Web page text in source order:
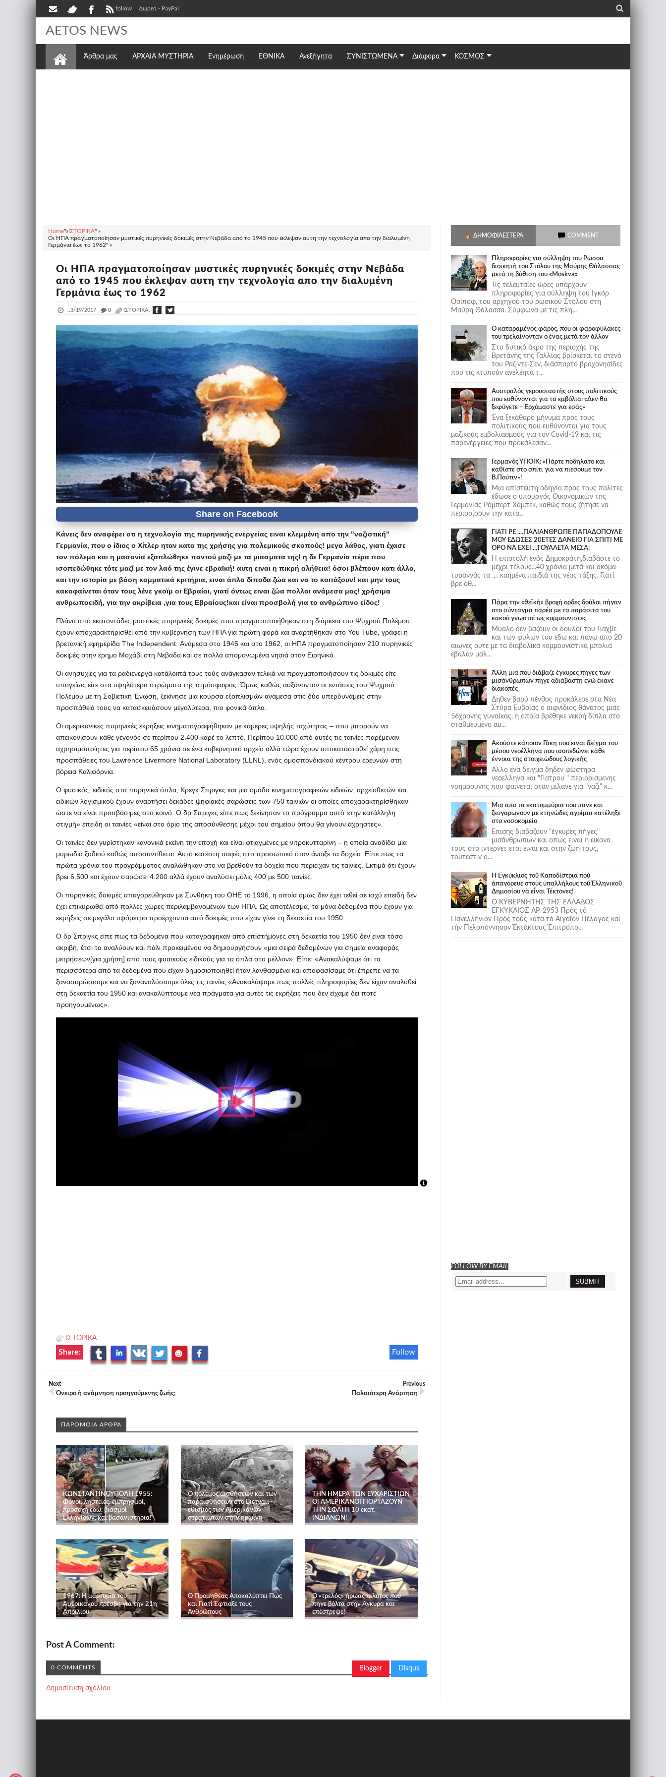
follow Δωρεά - PayPal _
AETOS NEWS
Άρθρα μας ΑΡΧΑΙΑ ΜΥΣΤΗΡΙΑ Ενημέρωση ΕΘΝΙΚΆ Ανεξήγητα ΣΥΝΙΣΤΩΜΕΝΑ Διάφορα ΚΟΣΜΟΣ
Home"»ΙΣΤΟΡΙΚΑ" »
Οι ΗΠΑ πραγματοποίησαν μυστικές πυρηνικές δοκιμές στην Νεβάδα από το 1945 που έκλεψαν αυτη την τεχνολογία απο την διαλυμένη
Γερμάνια έως το 1962" »
Οι ΗΠΑ πραγματοποίησαν μυστικές πυρηνικές δοκιμές στην Νεβάδα
από το 1945 που έκλεψαν αυτη την τεχνολογία απο την διαλυμένη
Γερμάνια έως το 1962
..3/19/2017 _ 0 ΙΣΤΟΡΙΚΑ,
Κάνεις δεν αναφέρει οτι η τεχνολογία της πυρηνικής ενεργείας ειναι κλεμμένη απο την "ναζιστική"
Γερμανία, που ο ίδιος ο Χίτλερ ηταν κατα της χρήσης για πολεμικούς σκοπούς! μεγα λάθος, γιατι έχασε
τον πόλεμο και η μασονία εξαπλώθηκε παντού μαζί με τα μιασματα της! η δε Γερμανία πέρα που
ισοπεδώθηκε τότε μαζί με τον λαό της έγινε εβραϊκή! αυτη ειναι η πικρή αλήθεια! όσοι βλέπουν κατι άλλο,
και την ιστορία με βάση κομματικά κριτήρια, ειναι άπλα δίποδα ζώα και να το κοιτάξουν! και μην τους
κακοφαίνεται όταν τους λένε γκοϊμ οι Εβραίοι, γιατί όντως ειναι ζώα πολλοι ανάμεσα μας! χρήσιμα
ανθρωποειδή, για την ακρίβεια ,για τους Εβραίους!και είναι προσβολή για το ανθρώπινο είδος!
Πλάνα από εκατοντάδες μυστικές πυρηνικές δοκιμές που πραγματοποιήθηκαν στη διάρκεια του Ψυχρού Πολέμου
έχουν αποχαρακτηρισθεί από την κυβέρνηση των ΗΠΑ για πρώτη φορά και αναρτήθηκαν στο You Tube, γράφει η
βρετανική εφημερίδα The Independent. Ανάμεσα στο 1945 και στο 1962, οι ΗΠΑ πραγματοποίησαν 210 πυρηνικές
δοκιμές στην έρημο Μοχάβι στη Νεβάδα και σε πολλά απομονωμένα νησιά στον Ειρηνικό.
Οι ανησυχίες για τα ραδιενεργά κατάλοιπά τους τούς ανάγκασαν τελικά να πραγματοποιήσουν τις δοκιμές είτε
υπογείως είτε στα υψηλότερα στρώματα της ατμόσφαιρας. Όμως καθώς αυξάνονταν οι εντάσεις του Ψυχρού
Πολέμου με τη Σοβιετική Ένωση, ξεκίνησε μια κούρσα εξοπλισμών ανάμεσα στις δύο υπερδυνάμεις στην
προσπάθειά τους να κατασκευάσουν μεγαλύτερα, πιο φονικά όπλα.
Οι αμερικανικές πυρηνικές εκρήξεις κινηματογραφήθηκαν με κάμερες υψηλής ταχύτητας – που μπορούν να
απεικονίσουν κάθε γεγονός σε περίπου 2.400 καρέ το λεπτό. Περίπου 10.000 από αυτές τις ταινίες παρέμεναν
αχρησιμοποίητες για περίπου 65 χρόνια σε ένα κυβερνητικό αρχείο αλλά τώρα έχουν αποκατασταθεί χάρη στις
προσπάθειες του Lawrence Livermore National Laboratory (LLNL), ενός ομοσπονδιακού κέντρου ερευνών στη
βόρεια Καλιφόρνια.
Ο φυσικός, ειδικός στα πυρηνικά όπλα, Κρεγκ Σπριγκς και μια ομάδα κινηματογραφικών ειδικών, αρχειοθετών και
ειδικών λογισμικού έχουν αναρτήσει δεκάδες ψηφιακές σαρώσεις των 750 ταινιών οι οποίες αποχαρακτηρίσθηκαν
ώστε να είναι προσβάσιμες στο κοινό. Ο δρ Σπριγκς είπε πως ξεκίνησαν το πρόγραμμα αυτό «την κατάλληλη
στιγμή» επειδή οι ταινίες «είναι στο όριο της αποσύνθεσης μέχρι του σημείου όπου θα γίνουν άχρηστες».
Οι ταινίες δεν γυρίστηκαν κανονικά εκείνη την εποχή και είναι φτιαγμένες με νιτροκυτταρίνη – η οποία αναδίδει μια
μυρωδιά ξυδιού καθώς αποσυντίθεται. Αυτό κατέστη σαφές στο προσωπικό όταν άνοιξε τα δοχεία. Είπε πως τα
πρώτα χρόνια του προγράμματος αναλώθηκαν στο να βρεθούν τα δοχεία που περιείχαν τις ταινίες. Εκτιμά ότι έχουν
βρει 6.500 και έχουν σαρώσει 4.200 αλλά έχουν αναλύσει μόλις 400 με 500 ταινίες.
Οι πυρηνικές δοκιμές απαγορεύθηκαν με Συνθήκη του ΟΗΕ το 1996, η οποία όμως δεν έχει τεθεί σε ισχύ επειδή δεν
έχει επικυρωθεί από πολλές χώρες περιλαμβανομένων των ΗΠΑ. Ως αποτέλεσμα, τα μόνα δεδομένα που έχουν για
εκρήξεις σε μεγάλο υψόμετρο προέρχονται από δοκιμές που είχαν γίνει τη δεκαετία του 1950.
Ο δρ Σπριγκς είπε πως τα δεδομένα που καταγράφηκαν από επιστήμονες στη δεκαετία του 1950 δεν είναι τόσο
ακριβή, έτσι τα αναλύουν και πάλι προκειμένου να δημιουργήσουν «μια σειρά δεδομένων για σημεία αναφοράς
μετρήσεων[για χρήση] από τους φυσικούς ειδικούς για τα όπλα στο μέλλον». Είπε: «Ανακαλύψαμε ότι τα
περισσότερα από τα δεδομένα που είχαν δημοσιοποιηθεί ήταν λανθασμένα και αποφασίσαμε ότι έπρεπε να τα
ξανασαρώσουμε και να ξαναναλύσουμε όλες τις ταινίες.«Ανακαλύψαμε πως πολλές πληροφορίες δεν είχαν αναλυθεί
στη δεκαετία του 1950 και ανακαλύπτουμε νέα πράγματα για αυτές τις εκρήξεις που δεν είχαμε δει ποτέ
προηγουμένως».
ΙΣΤΟΡΙΚΑ
Follow
Share:
Next
Όνειρο ή ανάμνηση προηγούμενης ζωής;
Previous
Παλαιότερη Ανάρτηση
ΠΑΡΟΜΟΙΑ ΑΡΘΡΑ
ΚΩΝΣΤΑΝΤΙΝΟΥΠΟΛΗ 1955:
Φόνοι, ληστείες, εμπρησμοί,
προσοχή εδώ: βιασμοί
Ελληνίδων, και βασανιστήρια!
Ο πόλεμος αισθήσεων και των
παραισθήσεων στο Βιετνάμ -
εθισμός των Αμερικανών
στρατιωτών στην ηρωίνη
ΤΗΝ ΗΜΕΡΑ ΤΩΝ ΕΥΧΑΡΙΣΤΙΩΝ
ΟΙ ΑΜΕΡΙΚΑΝΟΙ ΓΙΟΡΤΑΖΟΥΝ
ΤΗΝ ΣΦΑΓΗ 10 εκατ.
ΙΝΔΙΑΝΩΝ!
1967: Η μαρτυρία του
Αμερικανού πρέσβη για την 21η
Απριλίου
Ο Προμηθέας Αποκαλύπτει Πως
και Γιατί Έφτιαξε τους
Ανθρώπους
Ο «τρελός» ήρωας πιλότος που
πήγε βόλτα στην Άγκυρα και
επέστρεψε!
Post A Comment:
Blogger Disqus
0 COMMENTS
Δημοσίευση σχολίου
ΔΗΜΟΦΙΛΈΣΤΕΡΑ COMMENT
Πληροφορίες για σύλληψη του Ρώσου
διοικητή του Στόλου της Mαύρης Θάλασσας
μετά τη βύθιση του «Moskva»
Τις τελευταίες ώρες υπάρχουν
πληροφορίες για σύλληψη του Ιγκόρ
Οσίποφ, του αρχηγού του ρωσικού Στόλου στη
Μαύρη Θάλασσα. Σύμφωνα με τις πλη...
Ο καταραμένος φάρος, που οι φαροφύλακες
του τρελαίνονταν ο ένας μετά τον άλλον
Στο δυτικό άκρο της περιοχής της
Βρετάνης της Γαλλίας βρίσκεται το στενό
του Ραζ-ντε-Σεν, διάσπαρτο βραχονησίδες
που τις κτυπούν ανελέητα τ...
Αυστραλός γερουσιαστής στους πολιτικούς
που ευθύνονται για τα εμβόλια: «Δεν θα
ξεφύγετε – Ερχόμαστε για εσάς»
Ένα ξεκάθαρο μήνυμα προς τους
πολιτικούς που ευθύνονται για τους
μαζικούς εμβολιασμούς για τον Covid-19 και τις
παρενέργειες που προκάλεσαν...
Γερμανός ΥΠΟΙΚ: «Πάρτε ποδήλατο και
καθίστε στο σπίτι για να πιέσουμε τον
Β.Πούτιν»!
Μια απίστευτη οδηγία προς τους πολίτες
έδωσε ο υπουργός Οικονομικών της
Γερμανίας Ρόμπερτ Χάμπεκ, καθώς τους ζήτησε να
περιορίσουν την κατα...
ΓΙΑΤΙ ΡΕ ....ΠΑΛΙΑΝΘΡΩΠΕ ΠΑΠΑΔΟΠΟΥΛΕ
ΜΟΥ ΕΔΩΣΕΣ 20ΕΤΕΣ ΔΑΝΕΙΟ ΓΙΑ ΣΠΙΤΙ ΜΕ
ΟΡΟ ΝΑ ΕΧΕΙ ...ΤΟΥΑΛΕΤΑ ΜΕΣΑ;
Η επιστολή ενός Δημοκράτη,διαβάστε το
μέχρι τέλους...40 χρόνια μετά και ακόμα
τυραννάς τα .... καημένα παιδιά της νέας τάξης. Γιατί
βρε άθ...
Πάρα την «θεϊκή» βροχή ορδες δούλοι πήγαν
στο σύνταγμα παρέα με τα παράσιτα του
κακού γνωστοί ως κομμουνιστες
Μυαλο δεν βαζουν οι δουλοι του Γιαχβε
και των φυλων του εδω και πανω απο 20
αιωνες ουτε με τα διαβολικα κομμουνιστικα μπολια
εβαλαν μαλ...
Άλλη μια που διάβαζε έγκυρες πήγες των
μισάνθρωπων πήγε αδιάβαστη ενώ έκανε
διακοπές
Δηθεν βαρύ πένθος προκάλεσε στα Νέα
Στύρα Ευβοίας ο αιφνίδιος θάνατος μιας
56χρονης γυναίκας, η οποία βρέθηκε νεκρή δίπλα στο
σταθμευμένο αυ...
Ακούστε κάποιον Γάκη που ειναι δείγμα του
μέσου νεοέλληνα που ισοπεδώνει κάθε
έννοια της στοιχειώδους λογικής
Αλλο ενα δειγμα δηδεν φωστηρα
νεοελληνα και "Γιατρου " περιορισμενης
νοημοσυνης που φαινεται οταν μιλανε για "ναζι" κ...
Μια απο τα εκατομμύρια που πανε και
ζευγαρωνουν με κτηνώδες αγρίμια κατέληξε
στο νοσοκομείο
Επισης διαβαζουν "έγκυρες πήγες"
μισάνθρωπων και οπως ειναι η εικονα
τους στο ιντερνετ ετσι ειναι και στην ζωη τους,
τουτεστιν ο...
Ἡ Ἐγκύκλιος τοῦ Καποδίστρια ποὺ
ἀπαγόρευε στοὺς ὑπαλλήλους τοῦ Ἑλληνικοῦ
Δημοσίου νὰ εἶναι Τέκτονες!
Ο ΚΥΒΕΡΝΗΤΗΣ ΤΗΣ ΕΛΛΑΔΟΣ
ΕΓΚΥΚΛΙΟΣ ΑΡ. 2953 Πρὸς τὸ
Πανελλήνιον Πρὸς τοὺς κατὰ τὸ Αἰγαῖον Πέλαγος καὶ
τὴν Πελοπόννησον Ἐκτάκτους Ἐπιτρόπο...
FOLLOW BY EMAIL